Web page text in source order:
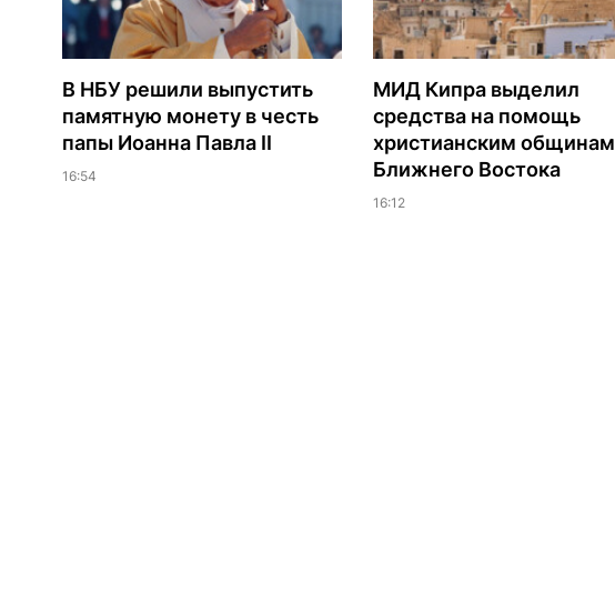
В НБУ решили выпустить
памятную монету в честь
папы Иоанна Павла II
16:54
МИД Кипра выделил
средства на помощь
христианским общинам
Ближнего Востока
16:12